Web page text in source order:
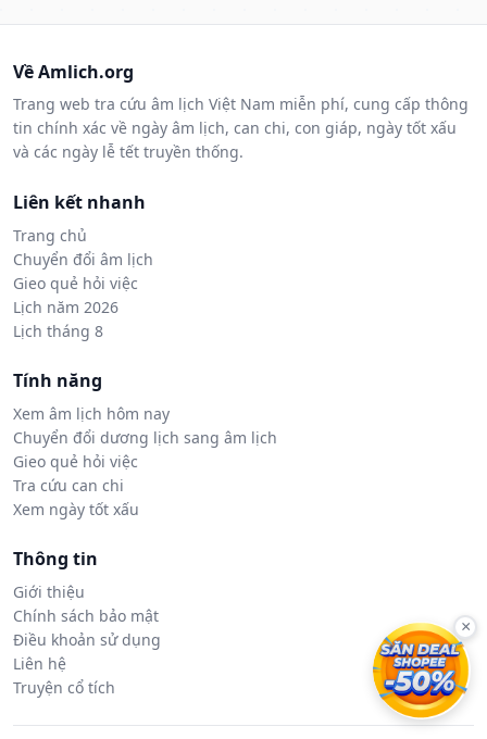
Về Amlich.org
Trang web tra cứu âm lịch Việt Nam miễn phí, cung cấp thông
tin chính xác về ngày âm lịch, can chi, con giáp, ngày tốt xấu
và các ngày lễ tết truyền thống.
Liên kết nhanh
Trang chủ
Chuyển đổi âm lịch
Gieo quẻ hỏi việc
Lịch năm 2026
Lịch tháng 8
Tính năng
Xem âm lịch hôm nay
Chuyển đổi dương lịch sang âm lịch
Gieo quẻ hỏi việc
Tra cứu can chi
Xem ngày tốt xấu
Thông tin
Giới thiệu
Chính sách bảo mật
Điều khoản sử dụng
Liên hệ
Truyện cổ tích
×